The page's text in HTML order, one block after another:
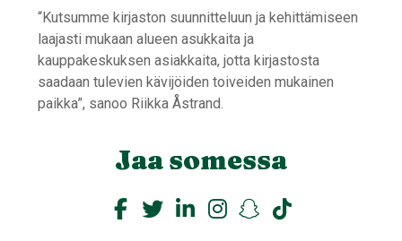
“Kutsumme kirjaston suunnitteluun ja kehittämiseen
laajasti mukaan alueen asukkaita ja
kauppakeskuksen asiakkaita, jotta kirjastosta
saadaan tulevien kävijöiden toiveiden mukainen
paikka”, sanoo Riikka Åstrand.
Jaa somessa